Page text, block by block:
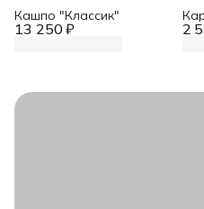
13 250 ₽
Кашпо "Классик"
2